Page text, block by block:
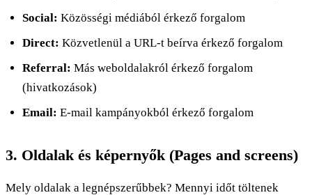
Social: Közösségi médiából érkező forgalom
Direct: Közvetlenül a URL-t beírva érkező forgalom
Referral: Más weboldalakról érkező forgalom
(hivatkozások)
Email: E-mail kampányokból érkező forgalom
3. Oldalak és képernyők (Pages and screens)
Mely oldalak a legnépszerűbbek? Mennyi időt töltenek